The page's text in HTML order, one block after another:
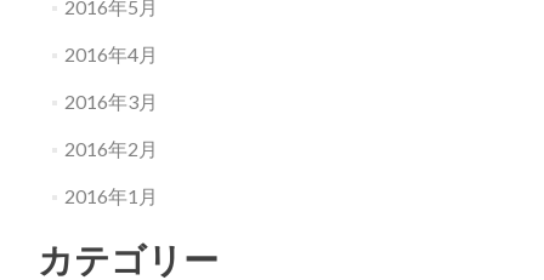
2016年5月
2016年4月
2016年3月
2016年2月
2016年1月
カテゴリー